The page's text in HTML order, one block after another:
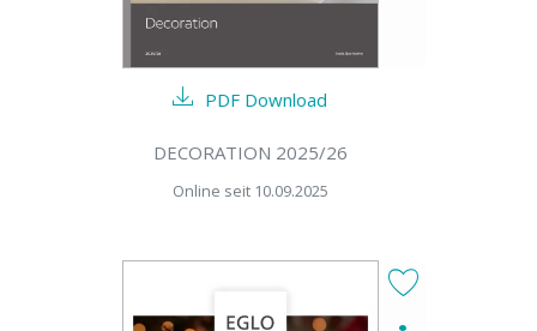
PDF Download
DECORATION 2025/26
Online seit 10.09.2025